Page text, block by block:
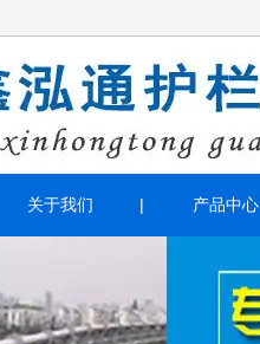
关于我们 产品中心